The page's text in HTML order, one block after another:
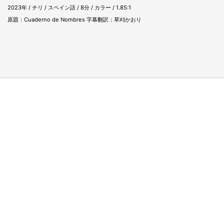
2023年 / チリ / スペイン語 / 8分 / カラー / 1.85:1
原題：Cuaderno de Nombres 字幕翻訳：草刈かおり